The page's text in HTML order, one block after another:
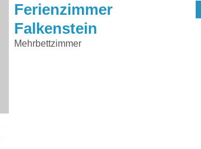
Ferienzimmer
Falkenstein
Mehrbettzimmer